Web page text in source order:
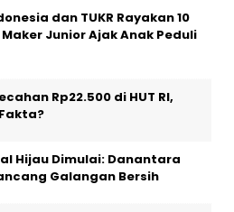
dan TUKR Rayakan 10
Junior Ajak Anak Peduli
Rp22.500 di HUT RI,
Hijau Dimulai: Danantara
Galangan Bersih